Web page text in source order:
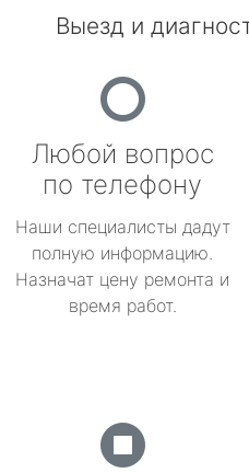
Выезд и
Любой вопрос
по телефону
Наши специалисты дадут
полную информацию.
Назначат цену ремонта и
время работ.